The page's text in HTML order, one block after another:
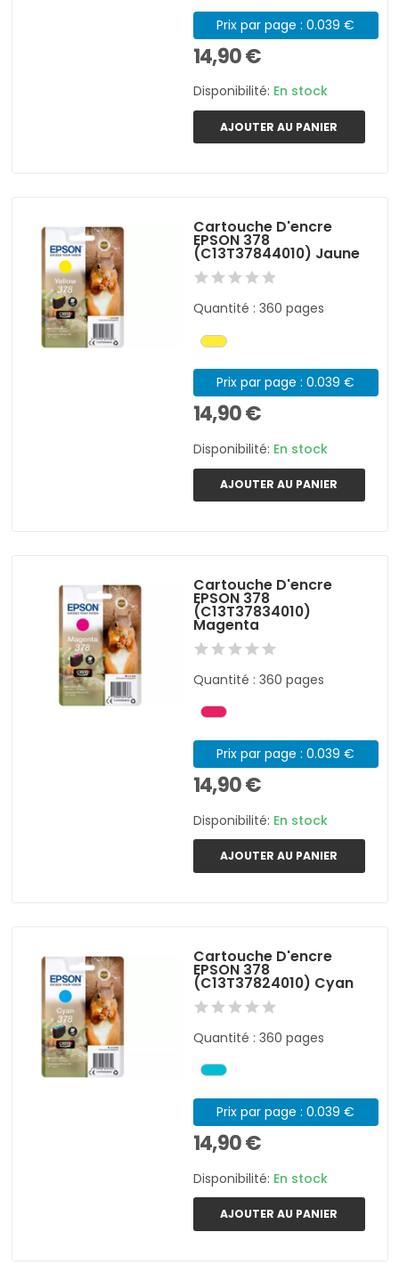
Prix par page : 0.039 €
14,90 €
Disponibilité: En stock
AJOUTER AU PANIER
Cartouche D'encre
EPSON 378
(C13T37844010) Jaune
Quantité : 360 pages
Prix par page : 0.039 €
14,90 €
Disponibilité: En stock
AJOUTER AU PANIER
Cartouche D'encre
EPSON 378
(C13T37834010)
Magenta
Quantité : 360 pages
Prix par page : 0.039 €
14,90 €
Disponibilité: En stock
AJOUTER AU PANIER
Cartouche D'encre
EPSON 378
(C13T37824010) Cyan
Quantité : 360 pages
Prix par page : 0.039 €
14,90 €
Disponibilité: En stock
AJOUTER AU PANIER